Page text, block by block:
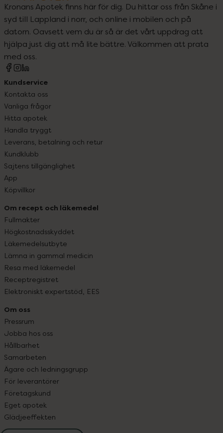
Kronans Apotek finns här för dig. Du hittar oss från Skåne i
syd till Lappland i norr, och online i mobilen och på
datorn. Oavsett vem du är så är det vårt uppdrag att
hjälpa just dig att må lite bättre. Välkommen att prata
med oss.
Kundservice
Kontakta oss
Vanliga frågor
Hitta apotek
Handla tryggt
Leverans, betalning och retur
Kundklubb
Sajtens tillgänglighet
App
Köpvillkor
Om recept och läkemedel
Fullmakter
Högkostnadsskyddet
Läkemedelsutbyte
Lämna in gammal medicin
Resa med läkemedel
Receptregistret
Elektroniskt expertstöd, EES
Om oss
Pressrum
Jobba hos oss
Hållbarhet
Samarbeten
Ägare och ledningsgrupp
För leverantörer
Företagskund
Eget apotek
Glädjeeffekten